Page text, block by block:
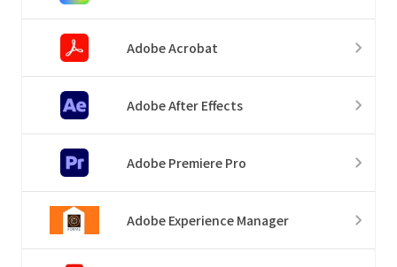
Adobe Acrobat
Adobe After Effects
Adobe Premiere Pro
Adobe Experience Manager